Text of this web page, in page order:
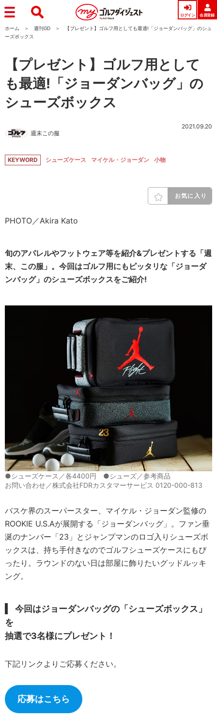
ログイン 会員登録
ホーム 週刊GD
【プレゼント】ゴルフ用としても最適!「ジョーダンバッグ」のシュ
ーズボックス
【プレゼント】ゴルフ用として
も最適!「ジョーダンバッグ」の
シューズボックス
週末この服
2021.09.20
KEYWORD シューズケース マイケル・ジョーダン 小物
お気に入り
PHOTO／Akira Kato
旬のアパレルやフットウェア等を紹介&プレゼントする「週
末、この服」。今回はゴルフ用にもピッタリな「ジョーダ
ンバッグ」のシューズボックスをご紹介!
●シューズケース／各4400円 ●シューズ／参考商品
お問い合わせ／株式会社FDRカスタマーサービス 0120-000-813
バスケ界のスーパースター、マイケル・ジョーダン監修の
ROOKIE U.S.Aが展開する「ジョーダンバッグ」。ファン垂
涎のナンバー「23」とジャンプマンのロゴ入りシューズボ
ックスは、持ち手付きなのでゴルフシューズケースにもぴ
ったり。ラウンドのない日は部屋に飾りたいグッドルッキ
ング。
今回はジョーダンバッグの「シューズボックス」
を
抽選で3名様にプレゼント！
下記リンクよりご応募ください。
応募はこちら